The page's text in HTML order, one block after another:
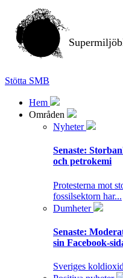
Stötta SMB
Hem
Områden
Nyheter
Senaste:
och petrokemi
Protesterna mot
fossilsektorn har...
Dumheter
Senaste:
sin Facebook-
Sveriges